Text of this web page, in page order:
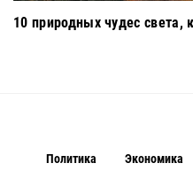
10 природных чудес
Политика Экономика